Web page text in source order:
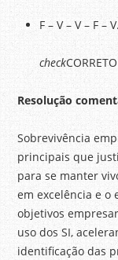
F – V – V – F – V.
checkCORRETO
Resolução
Sobrevivência
principais que
para se manter
em excelência e o
objetivos
uso dos SI,
identificação das